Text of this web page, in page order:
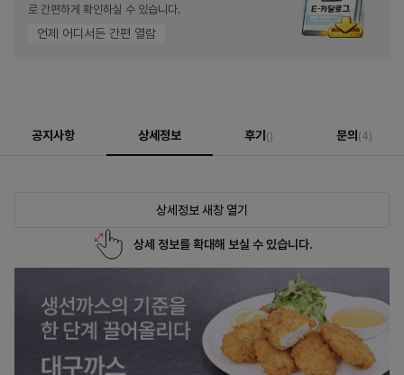
로 간편하게 확인하실 수 있습니다.
언제 어디서든 간편 열람
공지사항 상세정보 후기 () 문의 (4)
상세정보 새창 열기
상세 정보를 확대해 보실 수 있습니다.